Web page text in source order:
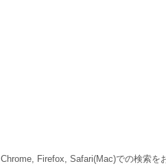
Chrome, Firefox, Safari(Mac)での検索を